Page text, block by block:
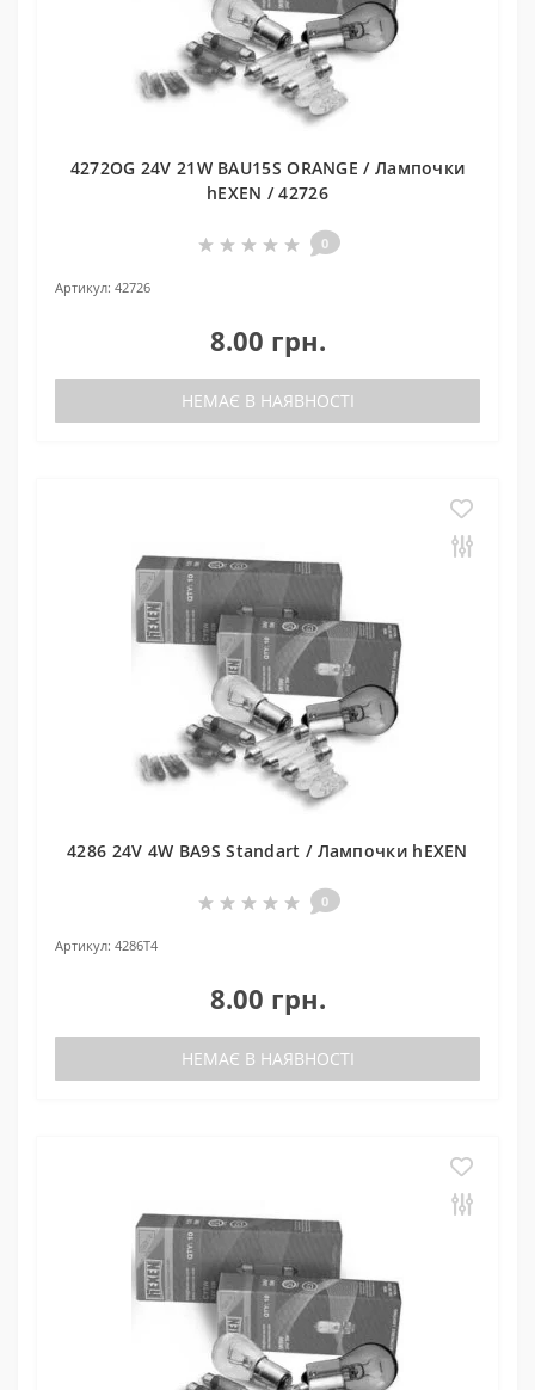
4272OG 24V 21W BAU15S ORANGE / Лампочки
hEXEN / 42726
0
Артикул: 42726
8.00 грн.
НЕМАЄ В НАЯВНОСТІ
4286 24V 4W BA9S Standart / Лампочки hEXEN
0
Артикул: 4286T4
8.00 грн.
НЕМАЄ В НАЯВНОСТІ